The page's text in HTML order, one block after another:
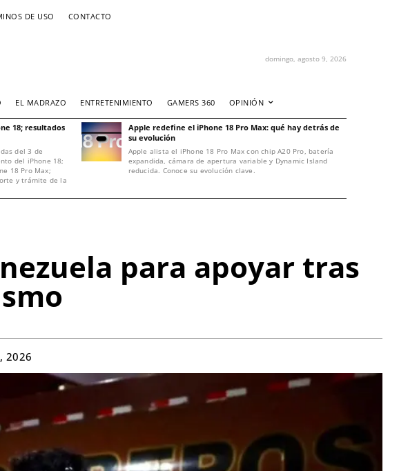
DE USO CONTACTO
domingo, agosto 9, 2026
EL MADRAZO ENTRETENIMIENTO GAMERS 360 OPINIÓN
18; resultados
del 3 de
del iPhone 18;
18 Pro Max;
y trámite de la
Apple redefine el iPhone 18 Pro Max: qué hay detrás de
su evolución
Apple alista el iPhone 18 Pro Max con chip A20 Pro, batería
expandida, cámara de apertura variable y Dynamic Island
reducida. Conoce su evolución clave.
para apoyar tras
2026